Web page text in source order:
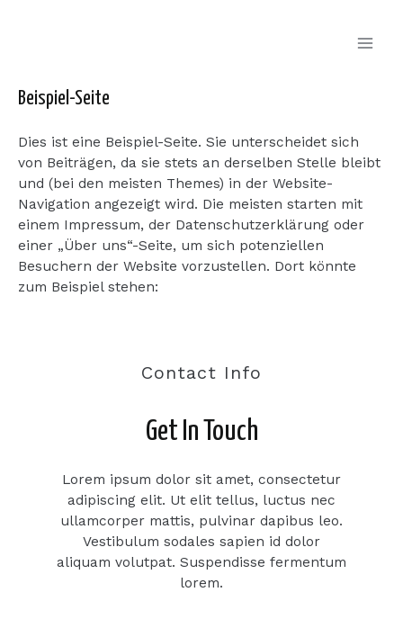
Beispiel-Seite
Dies ist eine Beispiel-Seite. Sie unterscheidet sich
von Beiträgen, da sie stets an derselben Stelle bleibt
und (bei den meisten Themes) in der Website-
Navigation angezeigt wird. Die meisten starten mit
einem Impressum, der Datenschutzerklärung oder
einer „Über uns“-Seite, um sich potenziellen
Besuchern der Website vorzustellen. Dort könnte
zum Beispiel stehen:
Contact Info
Get In Touch
Lorem ipsum dolor sit amet, consectetur
adipiscing elit. Ut elit tellus, luctus nec
ullamcorper mattis, pulvinar dapibus leo.
Vestibulum sodales sapien id dolor
aliquam volutpat. Suspendisse fermentum
lorem.